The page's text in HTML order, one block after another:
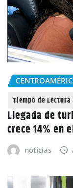
Llegada de
crece 14% en
noticias